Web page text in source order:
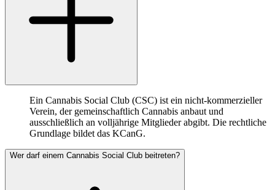
Ein Cannabis Social Club (CSC) ist ein nicht-kommerzieller
Verein, der gemeinschaftlich Cannabis anbaut und
ausschließlich an volljährige Mitglieder abgibt. Die rechtliche
Grundlage bildet das KCanG.
Wer darf einem Cannabis Social Club beitreten?